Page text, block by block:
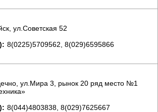
ул.Советская 52
8(0225)5709562, 8(029)6595866
ул.Мира 3, рынок 20 ряд место №1
8(044)4803838, 8(029)7625667